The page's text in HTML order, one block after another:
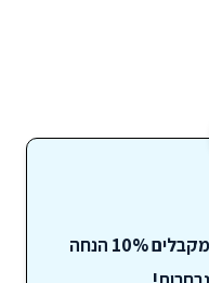
עם גודיי חוסכים יותר! משווים ומקבלים 10% הנחה